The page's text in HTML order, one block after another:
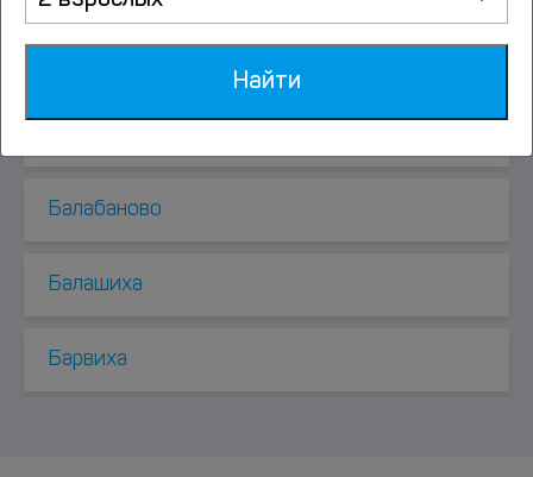
Балабаново
Балашиха
Барвиха
Найти